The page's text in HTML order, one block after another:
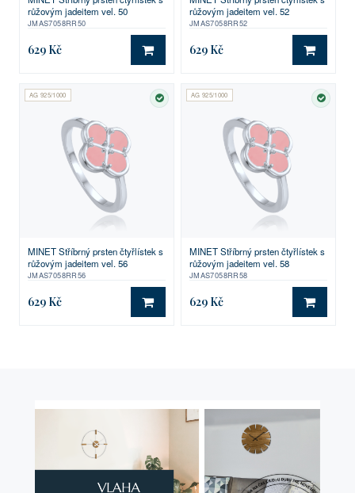
růžovým jadeitem vel. 50
JMAS7058RR50
629 Kč DO KOŠÍKU
růžovým jadeitem vel. 52
JMAS7058RR52
629 Kč DO
AG 925/1000
SKLADEM
MINET Stříbrný prsten čtyřlístek s
růžovým jadeitem vel. 56
JMAS7058RR56
629 Kč DO KOŠÍKU
AG 925/1000
MINET Stříbrný prsten čtyřlístek s
růžovým jadeitem vel. 58
JMAS7058RR58
629 Kč DO